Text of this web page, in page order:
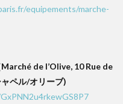
equipements/marche-
de l’Olive, 10 Rue de
ペル/オリーブ)